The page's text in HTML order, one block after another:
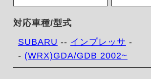
対応車種/型式
SUBARU -- インプレッサ -
- (WRX)GDA/GDB 2002~